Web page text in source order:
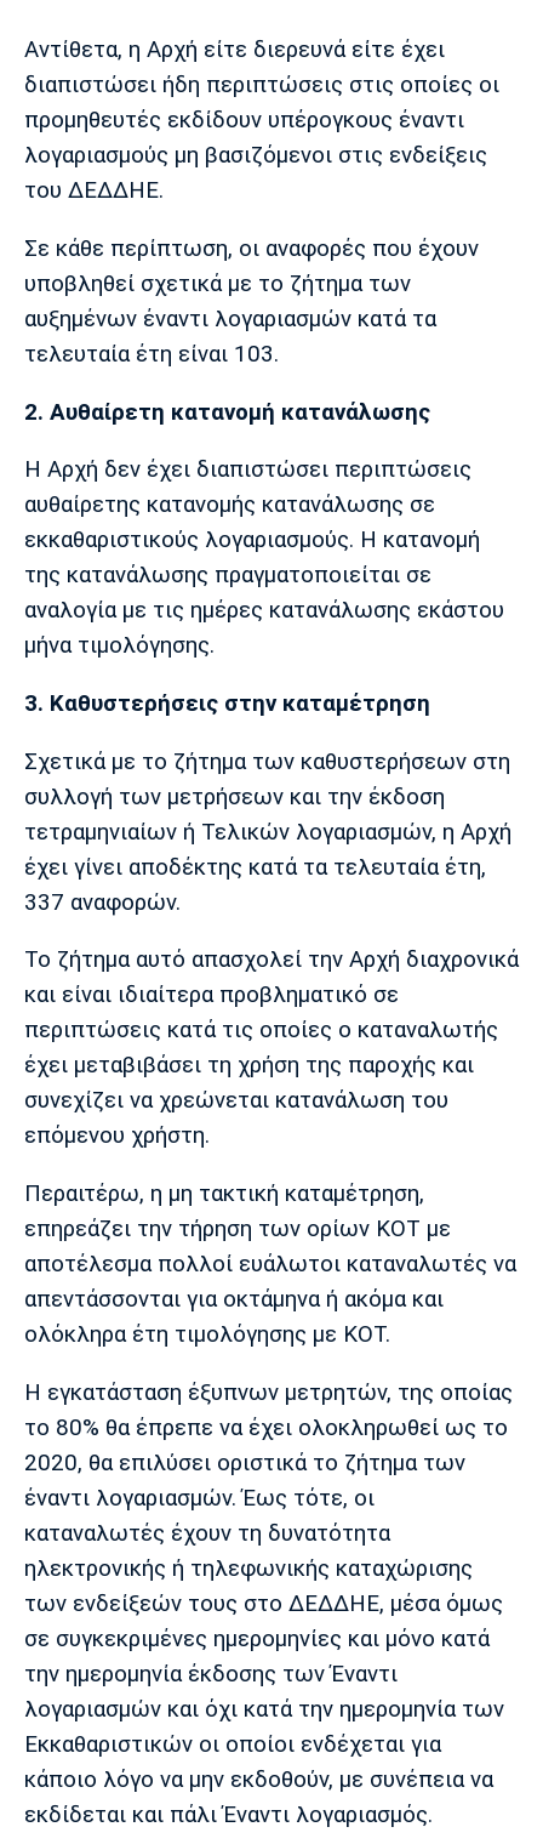
Αντίθετα, η Αρχή είτε διερευνά είτε έχει
διαπιστώσει ήδη περιπτώσεις στις οποίες οι
προμηθευτές εκδίδουν υπέρογκους έναντι
λογαριασμούς μη βασιζόμενοι στις ενδείξεις
του ΔΕΔΔΗΕ.
Σε κάθε περίπτωση, οι αναφορές που έχουν
υποβληθεί σχετικά με το ζήτημα των
αυξημένων έναντι λογαριασμών κατά τα
τελευταία έτη είναι 103.
2. Αυθαίρετη κατανομή κατανάλωσης
Η Αρχή δεν έχει διαπιστώσει περιπτώσεις
αυθαίρετης κατανομής κατανάλωσης σε
εκκαθαριστικούς λογαριασμούς. Η κατανομή
της κατανάλωσης πραγματοποιείται σε
αναλογία με τις ημέρες κατανάλωσης εκάστου
μήνα τιμολόγησης.
3. Καθυστερήσεις στην καταμέτρηση
Σχετικά με το ζήτημα των καθυστερήσεων στη
συλλογή των μετρήσεων και την έκδοση
τετραμηνιαίων ή Τελικών λογαριασμών, η Αρχή
έχει γίνει αποδέκτης κατά τα τελευταία έτη,
337 αναφορών.
Το ζήτημα αυτό απασχολεί την Αρχή διαχρονικά
και είναι ιδιαίτερα προβληματικό σε
περιπτώσεις κατά τις οποίες ο καταναλωτής
έχει μεταβιβάσει τη χρήση της παροχής και
συνεχίζει να χρεώνεται κατανάλωση του
επόμενου χρήστη.
Περαιτέρω, η μη τακτική καταμέτρηση,
επηρεάζει την τήρηση των ορίων ΚΟΤ με
αποτέλεσμα πολλοί ευάλωτοι καταναλωτές να
απεντάσσονται για οκτάμηνα ή ακόμα και
ολόκληρα έτη τιμολόγησης με ΚΟΤ.
Η εγκατάσταση έξυπνων μετρητών, της οποίας
το 80% θα έπρεπε να έχει ολοκληρωθεί ως το
2020, θα επιλύσει οριστικά το ζήτημα των
έναντι λογαριασμών. Έως τότε, οι
καταναλωτές έχουν τη δυνατότητα
ηλεκτρονικής ή τηλεφωνικής καταχώρισης
των ενδείξεών τους στο ΔΕΔΔΗΕ, μέσα όμως
σε συγκεκριμένες ημερομηνίες και μόνο κατά
την ημερομηνία έκδοσης των Έναντι
λογαριασμών και όχι κατά την ημερομηνία των
Εκκαθαριστικών οι οποίοι ενδέχεται για
κάποιο λόγο να μην εκδοθούν, με συνέπεια να
εκδίδεται και πάλι Έναντι λογαριασμός.